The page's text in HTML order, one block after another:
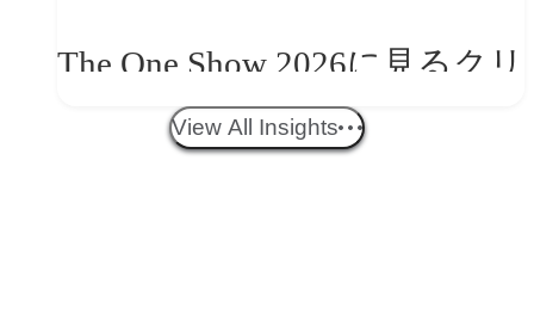
The One Show 2026に見るクリ
エイティブトレンド──社会
View All Insights